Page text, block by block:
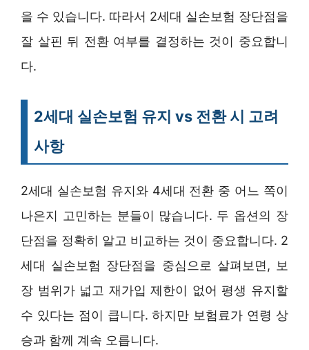
을 수 있습니다. 따라서 2세대 실손보험 장단점을
잘 살핀 뒤 전환 여부를 결정하는 것이 중요합니
다.
2세대 실손보험 유지 vs 전환 시 고려
사항
2세대 실손보험 유지와 4세대 전환 중 어느 쪽이
나은지 고민하는 분들이 많습니다. 두 옵션의 장
단점을 정확히 알고 비교하는 것이 중요합니다. 2
세대 실손보험 장단점을 중심으로 살펴보면, 보
장 범위가 넓고 재가입 제한이 없어 평생 유지할
수 있다는 점이 큽니다. 하지만 보험료가 연령 상
승과 함께 계속 오릅니다.